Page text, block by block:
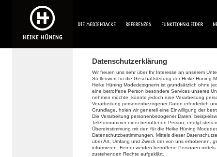
Datenschutzerklärung
Wir freuen uns sehr über Ihr Interesse an unserem
Stellenwert für die Geschäftsleitung der Heike Hüning
Heike Hüning Modedesignerin ist grundsätzlich ohne
eine betroffene Person besondere Services unseres
nehmen möchte, könnte jedoch eine Verarbeitung
Verarbeitung personenbezogener Daten erforderlich
Grundlage, holen wir generell eine Einwilligung der
Die Verarbeitung personenbezogener Daten,
Telefonnummer einer betroffenen Person, erfolgt stets
Übereinstimmung mit den für die Heike Hüning
Datenschutzbestimmungen. Mittels dieser
über Art, Umfang und Zweck der von uns erhobenen,
informieren. Ferner werden betroffene Personen
zustehenden Rechte aufgeklärt.